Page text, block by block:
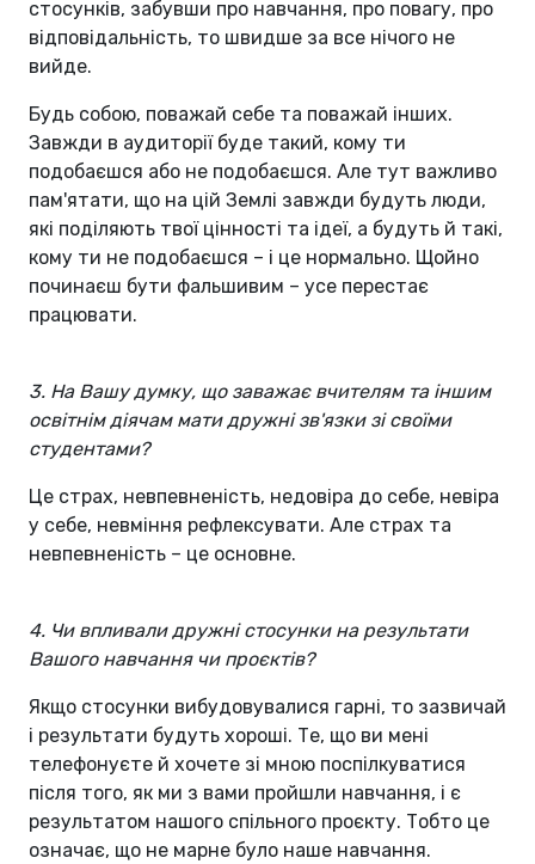
стосунків, забувши про навчання, про повагу, про
відповідальність, то швидше за все нічого не
вийде.
Будь собою, поважай себе та поважай інших.
Завжди в аудиторії буде такий, кому ти
подобаєшся або не подобаєшся. Але тут важливо
пам'ятати, що на цій Землі завжди будуть люди,
які поділяють твої цінності та ідеї, а будуть й такі,
кому ти не подобаєшся – і це нормально. Щойно
починаєш бути фальшивим – усе перестає
працювати.
3. На Вашу думку, що заважає вчителям та іншим
освітнім діячам мати дружні зв'язки зі своїми
студентами?
Це страх, невпевненість, недовіра до себе, невіра
у себе, невміння рефлексувати. Але страх та
невпевненість – це основне.
4. Чи впливали дружні стосунки на результати
Вашого навчання чи проєктів?
Якщо стосунки вибудовувалися гарні, то зазвичай
і результати будуть хороші. Те, що ви мені
телефонуєте й хочете зі мною поспілкуватися
після того, як ми з вами пройшли навчання, і є
результатом нашого спільного проєкту. Тобто це
означає, що не марне було наше навчання.